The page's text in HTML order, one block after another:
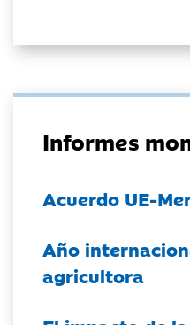
Informes
Acuerdo UE-
Año
agricultora